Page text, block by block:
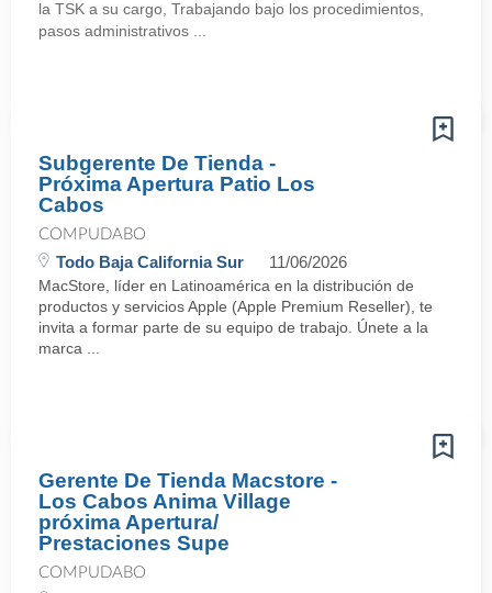
la TSK a su cargo, Trabajando bajo los procedimientos,
pasos administrativos ...
Subgerente De Tienda -
Próxima Apertura Patio Los
Cabos
COMPUDABO
Todo Baja California Sur 11/06/2026
MacStore, líder en Latinoamérica en la distribución de
productos y servicios Apple (Apple Premium Reseller), te
invita a formar parte de su equipo de trabajo. Únete a la
marca ...
Gerente De Tienda Macstore -
Los Cabos Anima Village
próxima Apertura/
Prestaciones Supe
COMPUDABO